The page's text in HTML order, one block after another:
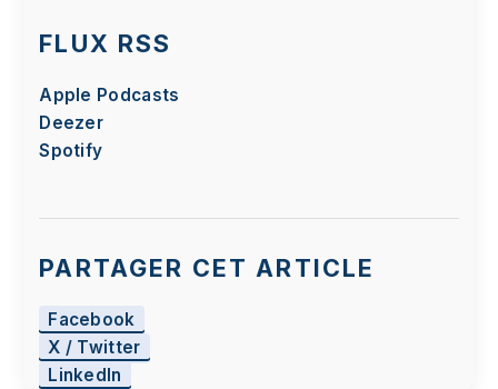
FLUX RSS
Apple Podcasts
Deezer
Spotify
PARTAGER CET ARTICLE
Facebook
X / Twitter
LinkedIn